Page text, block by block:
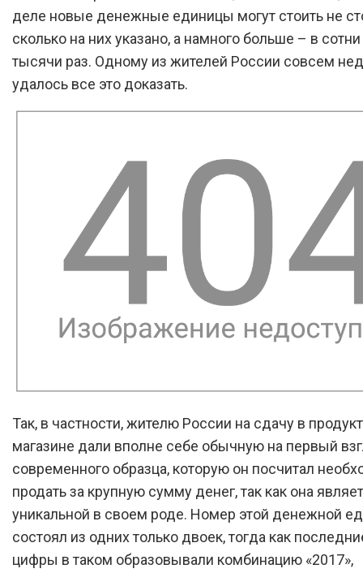
деле новые денежные единицы могут стоить не
сколько на них указано, а намного больше – в
тысячи раз. Одному из жителей России совсем
удалось все это доказать.
Так, в частности, жителю России на сдачу в
магазине дали вполне себе обычную на первый
современного образца, которую он посчитал
продать за крупную сумму денег, так как она
уникальной в своем роде. Номер этой денежной
состоял из одних только двоек, тогда как
цифры в таком образовывали комбинацию «2017»,